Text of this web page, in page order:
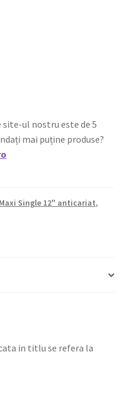
ul nostru este de 5
mai puține produse?
Maxi Single 12" anticariat,
in titlu se refera la